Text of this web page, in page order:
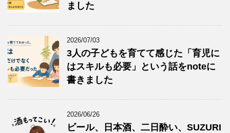
ました
2026/07/03
3人の子どもを育てて感じた「育児に
はスキルも必要」という話をnoteに
書きました
2026/06/26
ビール、日本酒、二日酔い、SUZURI